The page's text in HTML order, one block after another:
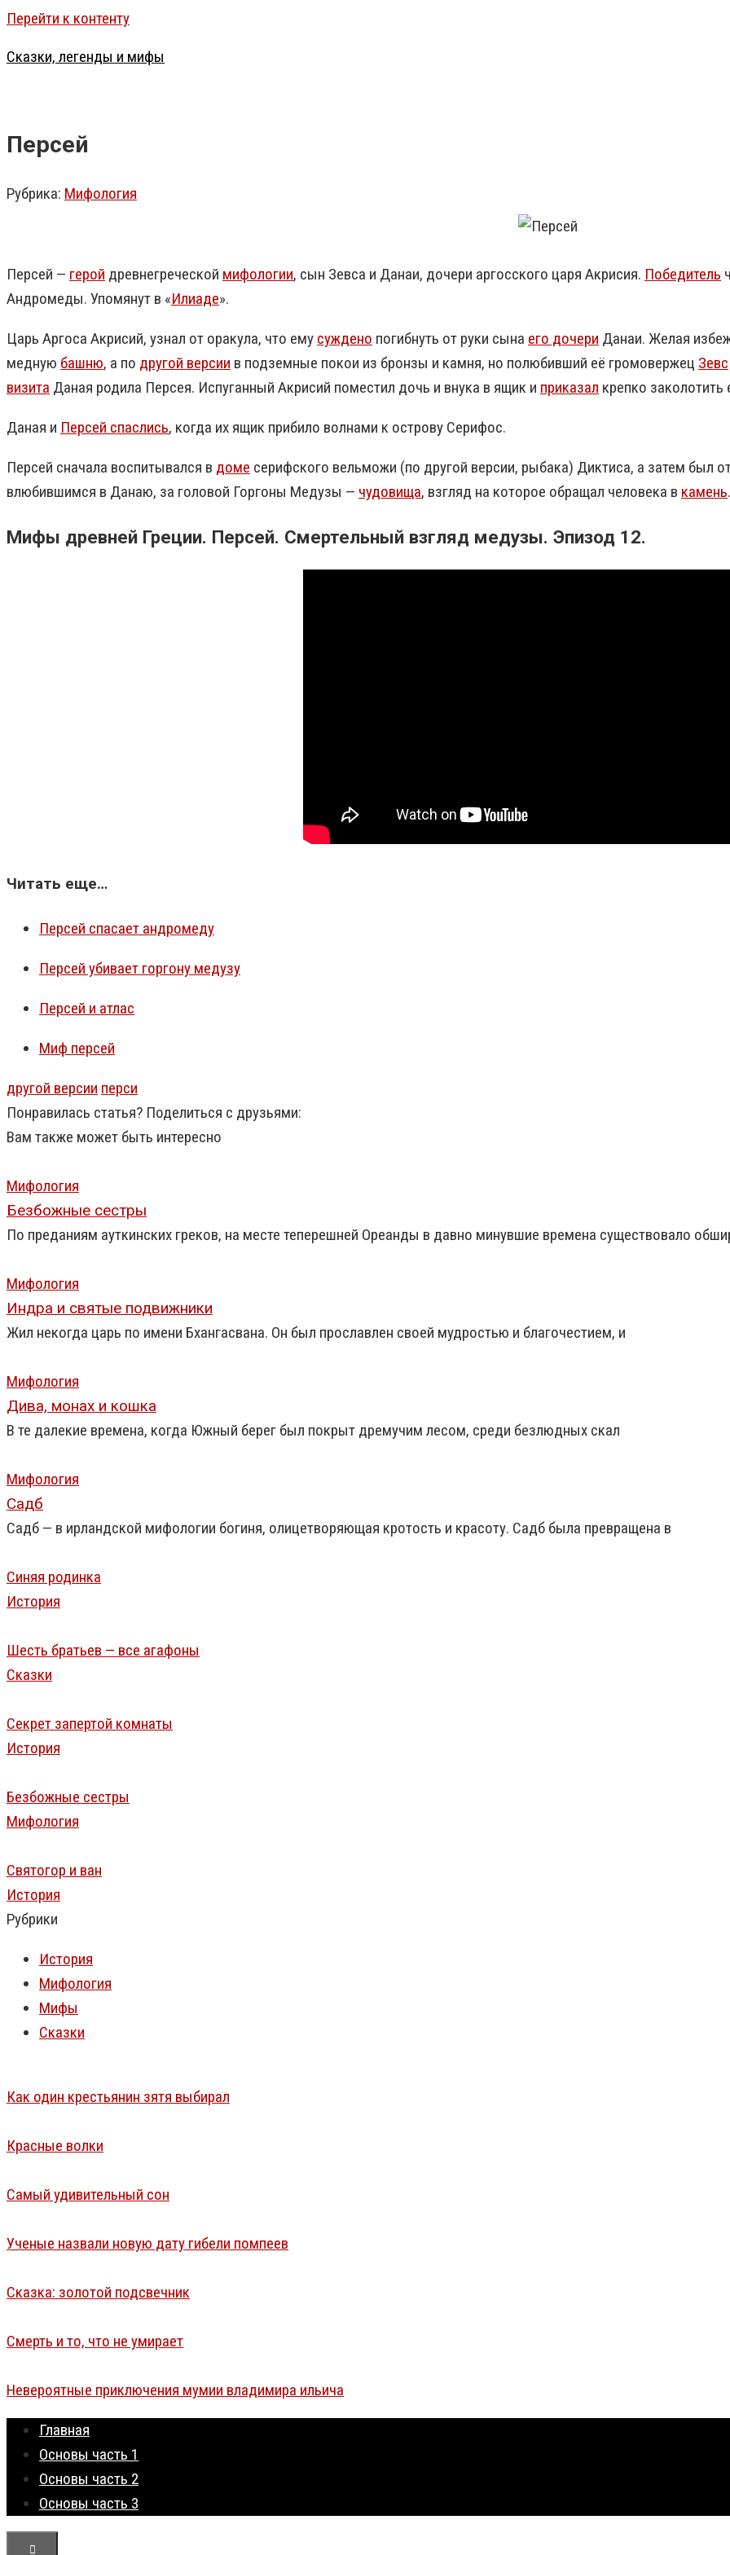
Перейти к контенту
Сказки, легенды и мифы
Персей
Рубрика: Мифология
Персей — герой древнегреческой мифологии, сын Зевса и Данаи, дочери аргосского царя Акрисия. Победитель
Андромеды. Упомянут в «Илиаде».
Царь Аргоса Акрисий, узнал от оракула, что ему суждено погибнуть от руки сына его дочери Данаи. Желая
медную башню, а по другой версии в подземные покои из бронзы и камня, но полюбивший её громовержец Зевс
визита Даная родила Персея. Испуганный Акрисий поместил дочь и внука в ящик и приказал крепко
Даная и Персей спаслись, когда их ящик прибило волнами к острову Серифос.
Персей сначала воспитывался в доме серифского вельможи (по другой версии, рыбака) Диктиса, а затем был
влюбившимся в Данаю, за головой Горгоны Медузы — чудовища, взгляд на которое обращал человека в камень.
Мифы древней Греции. Персей. Смертельный взгляд медузы. Эпизод 12.
Читать еще…
Персей спасает андромеду
Персей убивает горгону медузу
Персей и атлас
Миф персей
другой версии перси
Понравилась статья? Поделиться с друзьями:
Вам также может быть интересно
Мифология
Безбожные сестры
По преданиям ауткинских греков, на месте теперешней Ореанды в давно минувшие времена существовало
Мифология
Индра и святые подвижники
Жил некогда царь по имени Бхангасвана. Он был прославлен своей мудростью и благочестием, и
Мифология
Дива, монах и кошка
В те далекие времена, когда Южный берег был покрыт дремучим лесом, среди безлюдных скал
Мифология
Садб
Садб — в ирландской мифологии богиня, олицетворяющая кротость и красоту. Садб была превращена в
Синяя родинка
История
Шесть братьев — все агафоны
Сказки
Секрет запертой комнаты
История
Безбожные сестры
Мифология
Святогор и ван
История
Рубрики
История
Мифология
Мифы
Сказки
Как один крестьянин зятя выбирал
Красные волки
Самый удивительный сон
Ученые назвали новую дату гибели помпеев
Сказка: золотой подсвечник
Смерть и то, что не умирает
Невероятные приключения мумии владимира ильича
Главная
Основы часть 1
Основы часть 2
Основы часть 3